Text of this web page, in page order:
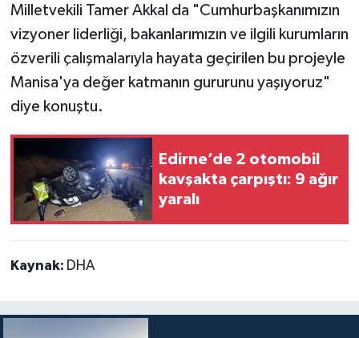
Milletvekili Tamer Akkal da "Cumhurbaşkanımızın
vizyoner liderliği, bakanlarımızın ve ilgili kurumların
özverili çalışmalarıyla hayata geçirilen bu projeyle
Manisa'ya değer katmanın gururunu yaşıyoruz"
diye konuştu.
Edirne’de 2 otomobil
kavşakta çarpıştı: 9 ağır
yaralı
Kaynak: DHA